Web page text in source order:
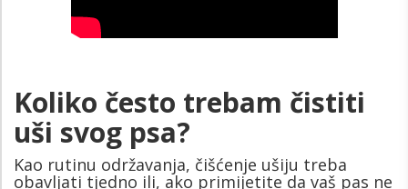
Koliko često trebam čistiti
uši svog psa?
Kao rutinu održavanja, čišćenje ušiju treba
obavljati tjedno ili, ako primijetite da vaš pas ne